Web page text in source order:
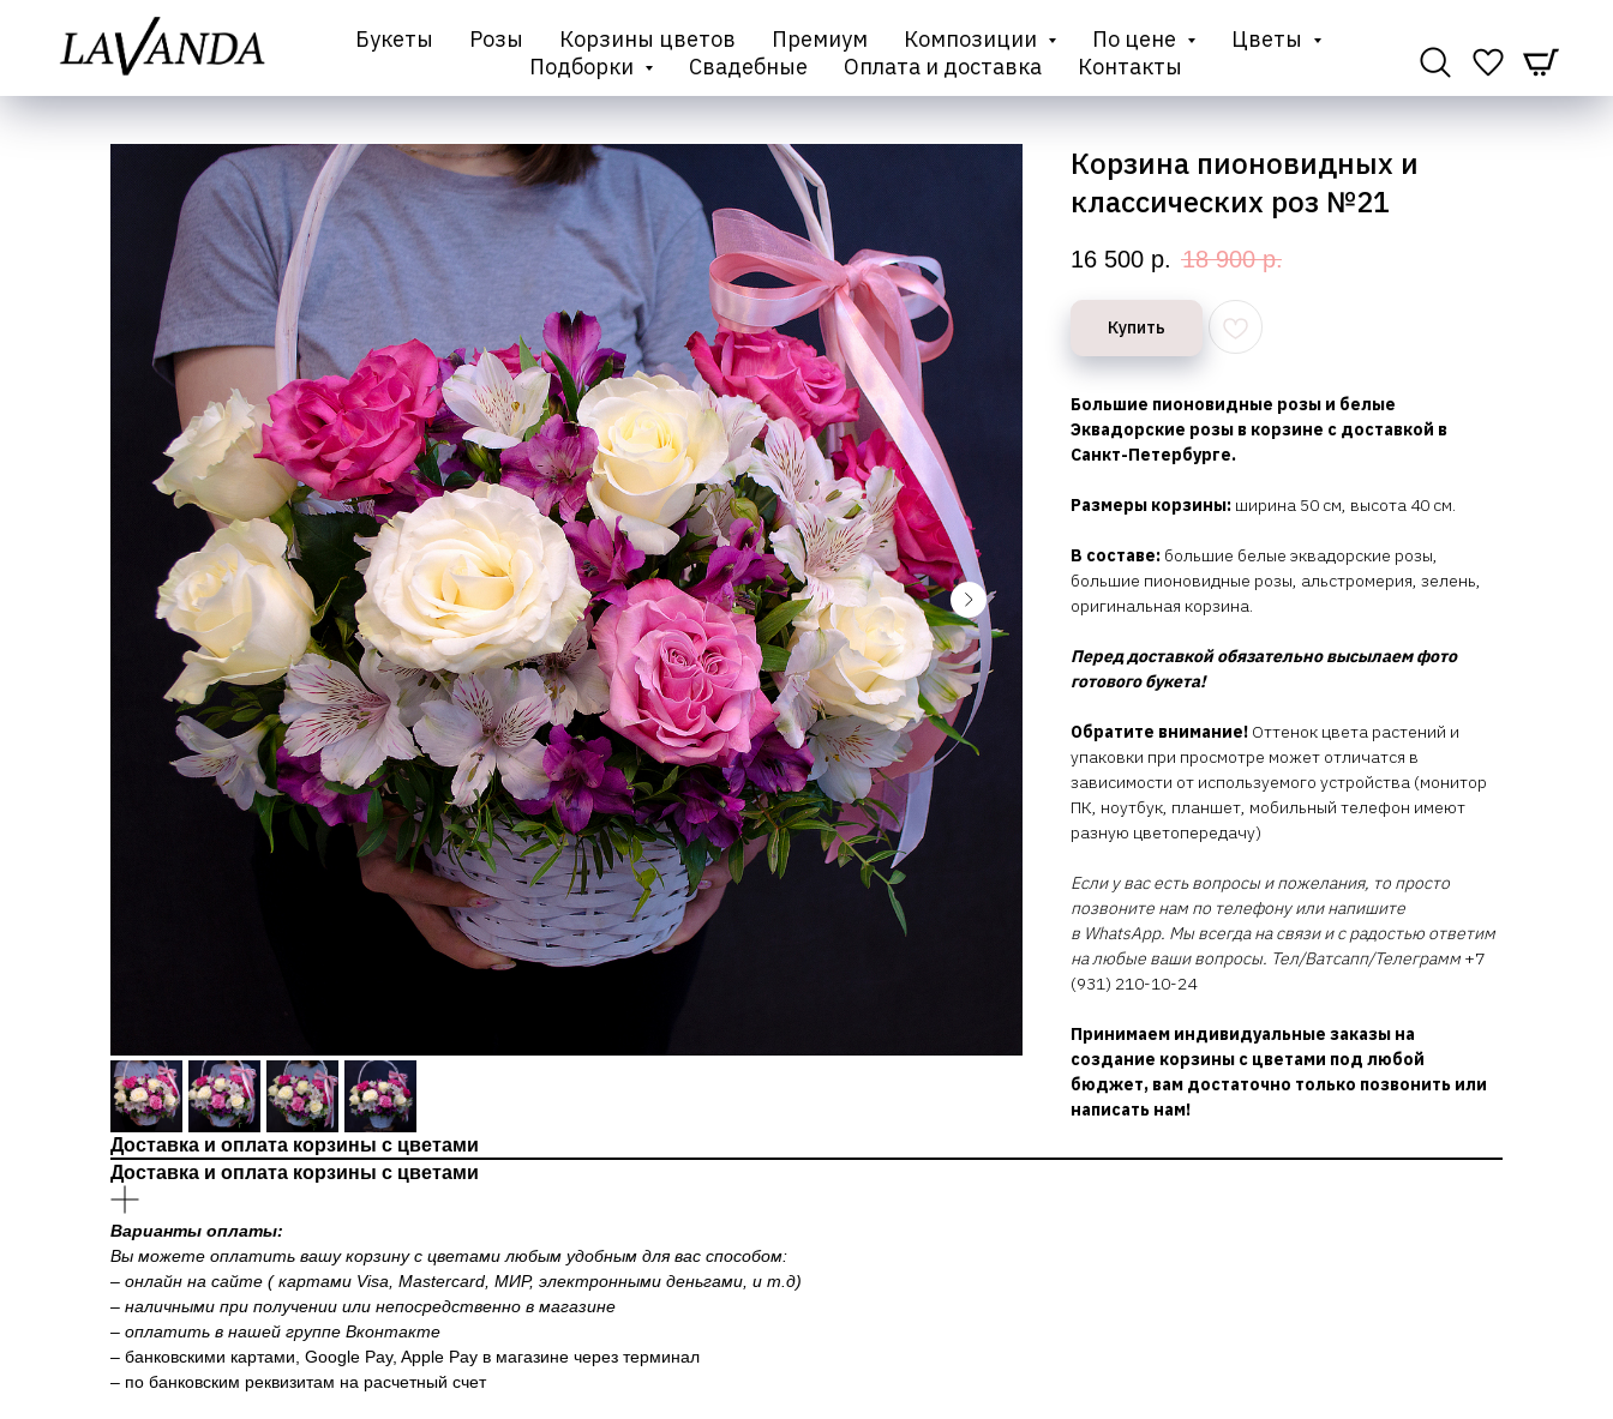
Букеты Розы Корзины цветов Премиум Композиции По цене
Цветы
Подборки
Свадебные Оплата и доставка Контакты
Корзина пионовидных и
классических роз №21
16 500 р. 18 900 р.
Купить
Большие пионовидные розы и белые
Эквадорские розы в корзине с доставкой в
Санкт-Петербурге.
Размеры корзины: ширина 50 см, высота 40 см.
В составе: большие белые эквадорские розы,
большие пионовидные розы, альстромерия, зелень,
оригинальная корзина.
Перед доставкой обязательно высылаем фото
готового букета!
Обратите внимание! Оттенок цвета растений и
упаковки при просмотре может отличатся в
зависимости от используемого устройства (монитор
ПК, ноутбук, планшет, мобильный телефон имеют
разную цветопередачу)
Если у вас есть вопросы и пожелания, то просто
позвоните нам по телефону или напишите
в WhatsApp. Мы всегда на связи и с радостью ответим
на любые ваши вопросы. Тел/Ватсапп/Телеграмм +7
(931) 210-10-24
Принимаем индивидуальные заказы на
создание корзины с цветами под любой
бюджет, вам достаточно только позвонить или
написать нам!
Доставка и оплата корзины с цветами
Доставка и оплата корзины с цветами
Варианты оплаты:
Вы можете оплатить вашу корзину с цветами любым удобным для вас способом:
– онлайн на сайте ( картами Visa, Mastercard, МИР, электронными деньгами, и т.д)
– наличными при получении или непосредственно в магазине
– оплатить в нашей группе Вконтакте
– банковскими картами, Google Pay, Apple Pay в магазине через терминал
– по банковским реквизитам на расчетный счет